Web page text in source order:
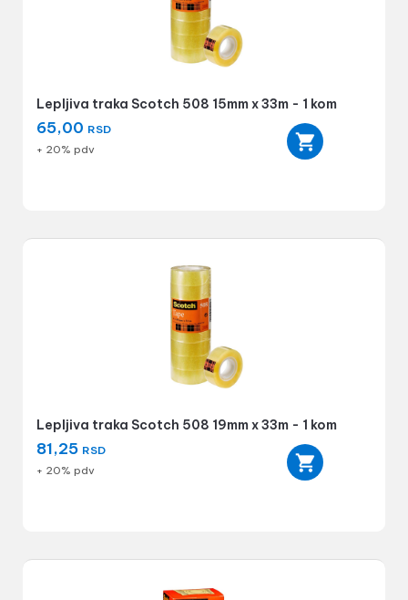
Lepljiva traka Scotch 508 15mm x 33m - 1 kom
65,00 RSD
+ 20% pdv
Lepljiva traka Scotch 508 19mm x 33m - 1 kom
81,25 RSD
+ 20% pdv